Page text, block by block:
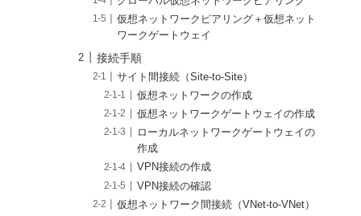
仮想ネットワークピアリング＋仮想ネット
ワークゲートウェイ
接続手順
サイト間接続（Site-to-Site）
仮想ネットワークの作成
仮想ネットワークゲートウェイの作成
ローカルネットワークゲートウェイの
作成
VPN接続の作成
VPN接続の確認
仮想ネットワーク間接続（VNet-to-VNet）